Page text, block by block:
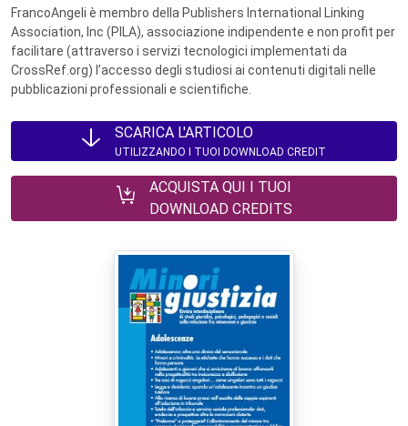
FrancoAngeli è membro della Publishers International Linking
Association, Inc (PILA), associazione indipendente e non profit per
facilitare (attraverso i servizi tecnologici implementati da
CrossRef.org) l’accesso degli studiosi ai contenuti digitali nelle
pubblicazioni professionali e scientifiche.
SCARICA L'ARTICOLO
UTILIZZANDO I TUOI DOWNLOAD CREDIT
ACQUISTA QUI I TUOI
DOWNLOAD CREDITS